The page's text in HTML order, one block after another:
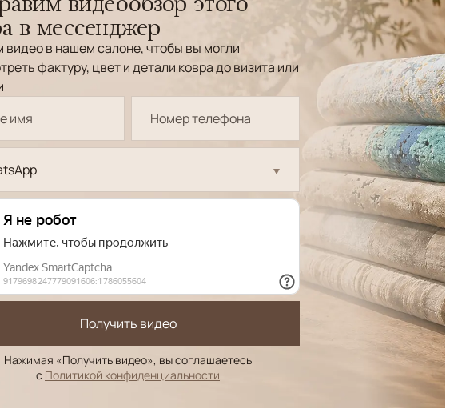
в мессенджер
в нашем салоне, чтобы вы могли
фактуру, цвет и детали ковра до визита или
Получить видео
Нажимая «Получить видео», вы соглашаетесь
с Политикой конфиденциальности